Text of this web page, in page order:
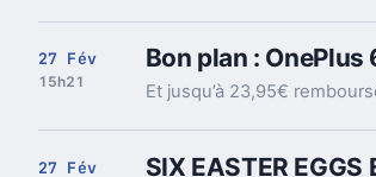
27 Fév
15h21
Bon plan :
Et jusqu’à 23,95€
27 Fév SIX EASTER EGGS